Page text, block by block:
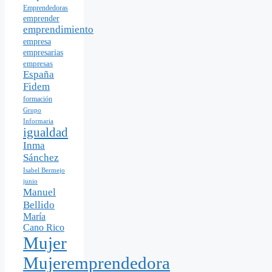
Emprendedoras
emprender
emprendimiento
empresa
empresarias
empresas
España
Fidem
formación
Grupo
Informaria
igualdad
Inma
Sánchez
Isabel Bermejo
junio
Manuel
Bellido
María
Cano Rico
Mujer
Mujeremprendedora